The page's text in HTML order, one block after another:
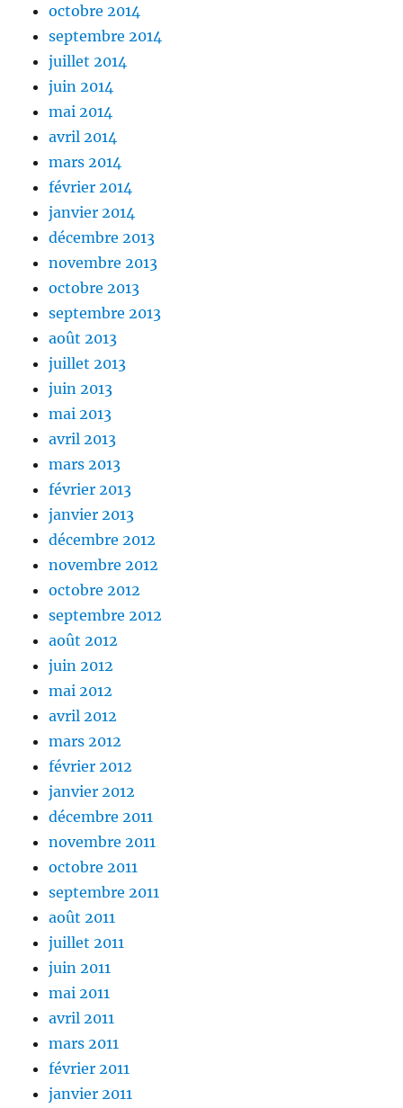
octobre 2014
septembre 2014
juillet 2014
juin 2014
mai 2014
avril 2014
mars 2014
février 2014
janvier 2014
décembre 2013
novembre 2013
octobre 2013
septembre 2013
août 2013
juillet 2013
juin 2013
mai 2013
avril 2013
mars 2013
février 2013
janvier 2013
décembre 2012
novembre 2012
octobre 2012
septembre 2012
août 2012
juin 2012
mai 2012
avril 2012
mars 2012
février 2012
janvier 2012
décembre 2011
novembre 2011
octobre 2011
septembre 2011
août 2011
juillet 2011
juin 2011
mai 2011
avril 2011
mars 2011
février 2011
janvier 2011